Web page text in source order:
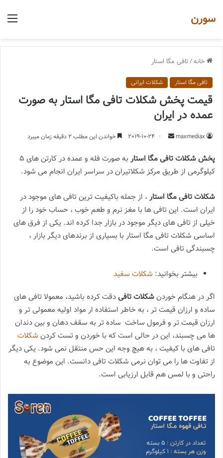
سورن
خانه/تافی مگا استار
تافی مگا استار شکلات ایرانی
قیمت پخش شکلات تافی مگا استار به صورت
عمده در ایران
maxmediax
ارسال
ایمیل
2019-10-24 خواندن این مطلب 2 دقیقه زمان میبرد
پخش شکلات تافی مگا استار
به صورت فله و عمده در کارتن های 5
کیلوگرمی از طریق مرکز شکلاتیران در سراسر ایران انجام می شود.
شکلات تافی مگا استار ، از جمله باکیفیت ترین تافی های موجود در
ایران است. این تافی ها با مغز نرم و طعم خوب ، حساب خود را از
خیلی از تافی های دیگر موجود در بازار جدا کرده اند. یکی از فرق های
اساسی شکلات تافی مگا استار با بسیاری از برندهای دیگر بازار ،
چسبندگی تافی است.
بیشتر بخوانید: شکلات سفید
اگر در هنگام خوردنشکلات تافیدقت کرده باشید، معمولا تافی های
ساده و ارزان قیمت تر ، به خاطر استفاده ار مواد اولیه معمولی تر و
ارزان قیمت تر و فرمول ساخت ساده تر به سقف دهان و بین دندان
ها می چسبند، این در حالی است که با خوردن و تست کردن شکلات
تافی های با کیفیت ، به هیچ وجه این حس منتقل نمی شود. یکی دیگر
از تفاوت ها را می توان نرمی شکلات تافی دانست. این موضوع به
راحتی و با لمس هم قابل ارزیابی است.